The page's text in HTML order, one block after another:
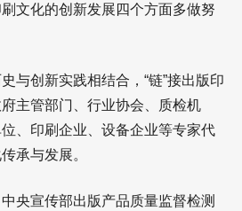
文化的创新发展四个方面多做努
创新实践相结合，“链”接出版印
主管部门、行业协会、质检机
、印刷企业、设备企业等专家代
承与发展。
宣传部出版产品质量监督检测